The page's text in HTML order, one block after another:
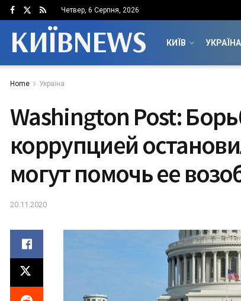
Четвер, 6 Серпня, 2026
КИЇВNEWS КИЇВ УКРАЇНА
Home Україна
Washington Post:
коррупцией
могут помочь ее
20.11.2020